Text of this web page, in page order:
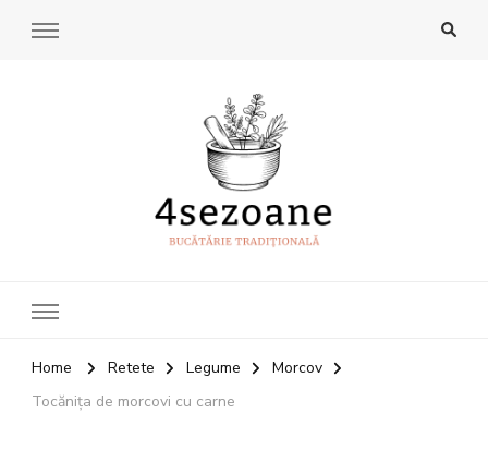
Home Retete Legume
Morcov
Tocănița de morcovi cu carne